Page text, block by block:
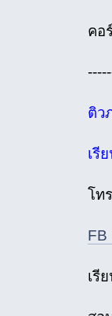
คอ
ติว
เรี
โทร
FB
เรี